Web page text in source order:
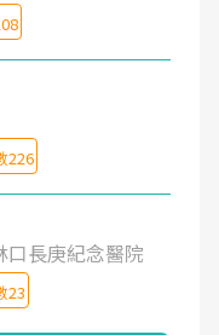
226
口長庚紀念醫院
23